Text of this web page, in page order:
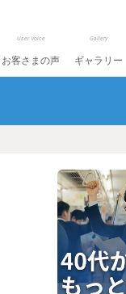
User Voice
お客さまの声
Gallery
ギャラリー